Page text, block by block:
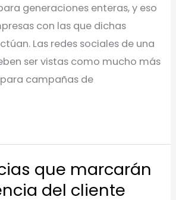
generaciones enteras, y eso
con las que dichas
Las redes sociales de una
ser vistas como mucho más
campañas de
que marcarán
del cliente